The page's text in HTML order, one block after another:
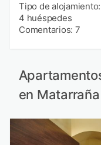
Tipo de
4 huéspedes
Comentarios: 7
en Matarraña